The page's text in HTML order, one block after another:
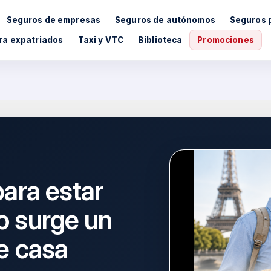
Seguros de empresas Seguros de autónomos Seguros
expatriados Taxi y VTC Biblioteca Promociones
estar
surge un
casa